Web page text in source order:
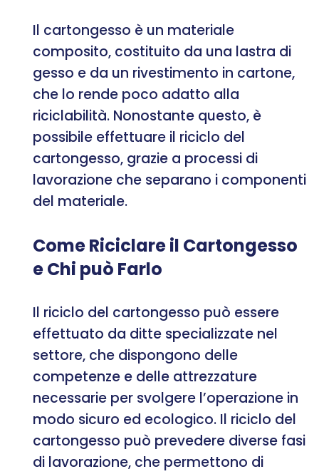
Il cartongesso è un materiale
composito, costituito da una lastra di
gesso e da un rivestimento in cartone,
che lo rende poco adatto alla
riciclabilità. Nonostante questo, è
possibile effettuare il riciclo del
cartongesso, grazie a processi di
lavorazione che separano i componenti
del materiale.
Come Riciclare il Cartongesso
e Chi può Farlo
Il riciclo del cartongesso può essere
effettuato da ditte specializzate nel
settore, che dispongono delle
competenze e delle attrezzature
necessarie per svolgere l’operazione in
modo sicuro ed ecologico. Il riciclo del
cartongesso può prevedere diverse fasi
di lavorazione, che permettono di